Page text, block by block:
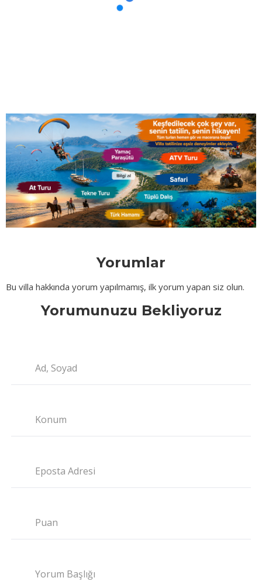
Yorumlar
Bu villa hakkında yorum yapılmamış, ilk yorum yapan siz olun.
Yorumunuzu Bekliyoruz
Ad, Soyad
Konum
Eposta Adresi
Puan
Yorum Başlığı